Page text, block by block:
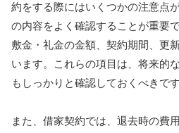
約をする際にはいくつかの注意点
の内容をよく確認することが重要
敷金・礼金の金額、契約期間、更
います。これらの項目は、将来的
もしっかりと確認しておくべきです
また、借家契約では、退去時の費